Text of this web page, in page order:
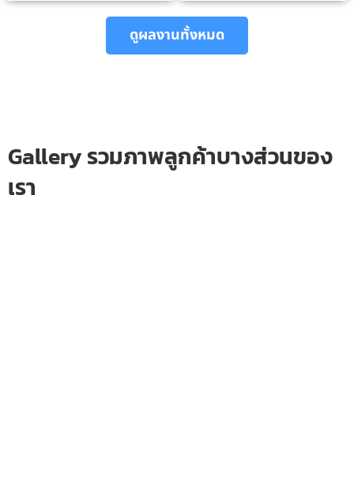
ดูผลงานทั้งหมด
Gallery รวมภาพลูกค้าบางส่วนของ
เรา